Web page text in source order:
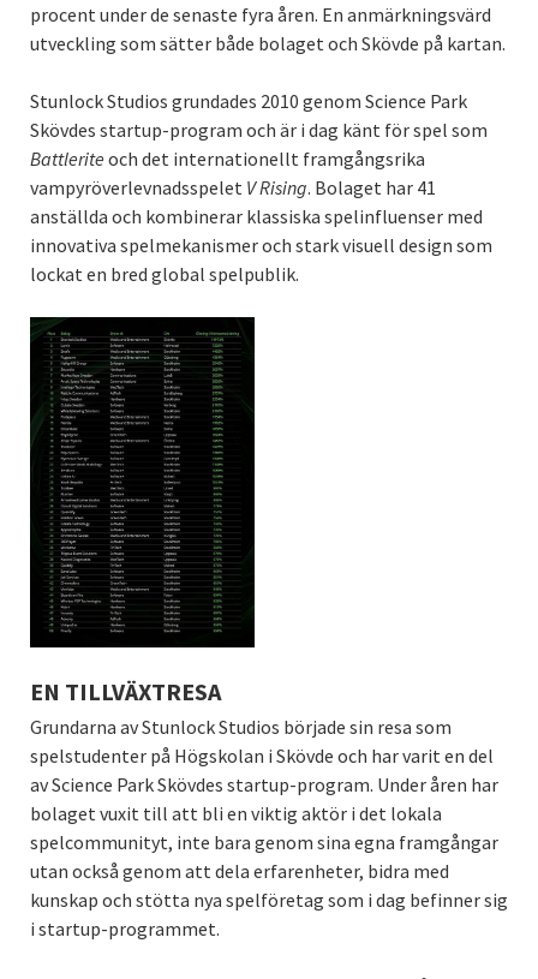
procent under de senaste fyra åren. En anmärkningsvärd
utveckling som sätter både bolaget och Skövde på kartan.
Stunlock Studios grundades 2010 genom Science Park
Skövdes startup-program och är i dag känt för spel som
Battlerite och det internationellt framgångsrika
vampyröverlevnadsspelet V Rising. Bolaget har 41
anställda och kombinerar klassiska spelinfluenser med
innovativa spelmekanismer och stark visuell design som
lockat en bred global spelpublik.
EN TILLVÄXTRESA
Grundarna av Stunlock Studios började sin resa som
spelstudenter på Högskolan i Skövde och har varit en del
av Science Park Skövdes startup-program. Under åren har
bolaget vuxit till att bli en viktig aktör i det lokala
spelcommunityt, inte bara genom sina egna framgångar
utan också genom att dela erfarenheter, bidra med
kunskap och stötta nya spelföretag som i dag befinner sig
i startup-programmet.